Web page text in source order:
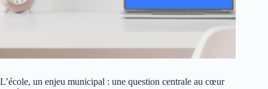
L’école, un enjeu municipal : une question centrale au cœur